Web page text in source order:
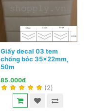
Giấy decal 03 tem
chống bóc 35x22mm,
50m
85.000đ
(2)